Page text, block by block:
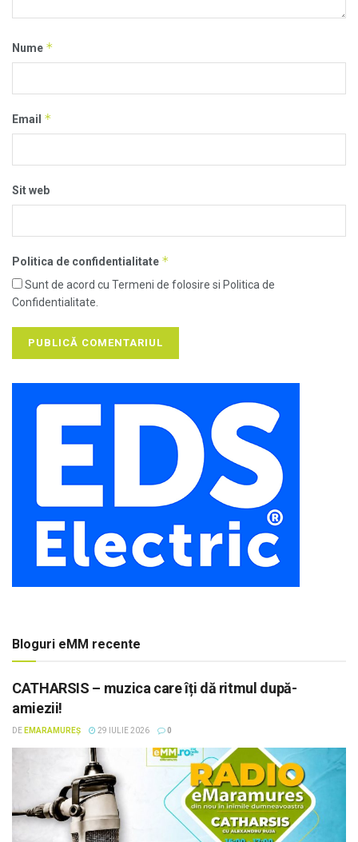
Nume *
Email *
Sit web
Politica de confidentialitate *
Sunt de acord cu Termeni de folosire si Politica de
Confidentialitate.
Bloguri eMM recente
CATHARSIS – muzica care îți dă ritmul după-
amiezii!
DE EMARAMUREȘ 29 IULIE 2026 0